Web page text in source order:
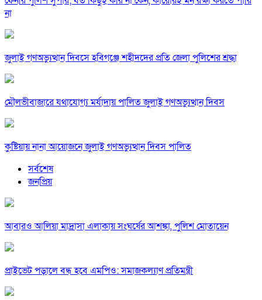
না
জুলাই গণঅভ্যুত্থান দিবসে হবিগঞ্জে শহীদদের প্রতি জেলা পুলিশের শ্রদ্ধা
মৌলভীবাজারে যথাযোগ্য মর্যাদায় পালিত জুলাই গণঅভ্যুত্থান দিবস
কুষ্টিয়ায় নানা আয়োজনে জুলাই গণঅভ্যুত্থান দিবস পালিত
সর্বশেষ
জনপ্রিয়
আবারও আলিয়া মাদ্রাসা এলাকায় সংঘর্ষের আশঙ্কা, পুলিশ মোতায়েন
প্রাইভেট পড়ালে বন্ধ হবে এমপিও: সমাজকল্যাণ প্রতিমন্ত্রী